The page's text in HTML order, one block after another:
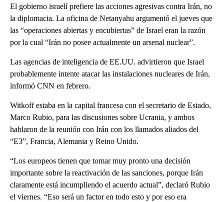
El gobierno israelí prefiere las acciones agresivas contra Irán, no
la diplomacia. La oficina de Netanyahu argumentó el jueves que
las “operaciones abiertas y encubiertas” de Israel eran la razón
por la cual “Irán no posee actualmente un arsenal nuclear”.
Las agencias de inteligencia de EE.UU. advirtieron que Israel
probablemente intente atacar las instalaciones nucleares de Irán,
informó CNN en febrero.
Witkoff estaba en la capital francesa con el secretario de Estado,
Marco Rubio, para las discusiones sobre Ucrania, y ambos
hablaron de la reunión con Irán con los llamados aliados del
“E3”, Francia, Alemania y Reino Unido.
“Los europeos tienen que tomar muy pronto una decisión
importante sobre la reactivación de las sanciones, porque Irán
claramente está incumpliendo el acuerdo actual”, declaró Rubio
el viernes. “Eso será un factor en todo esto y por eso era